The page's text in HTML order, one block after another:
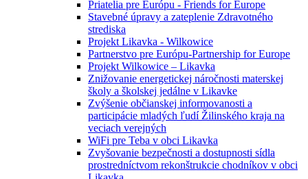
Priatelia pre Európu - Friends for Europe
Stavebné úpravy a zateplenie Zdravotného
strediska
Projekt Likavka - Wilkowice
Partnerstvo pre Európu-Partnership for Europe
Projekt Wilkowice – Likavka
Znižovanie energetickej náročnosti materskej
školy a školskej jedálne v Likavke
Zvýšenie občianskej informovanosti a
participácie mladých ľudí Žilinského kraja na
veciach verejných
WiFi pre Teba v obci Likavka
Zvyšovanie bezpečnosti a dostupnosti sídla
prostredníctvom rekonštrukcie chodníkov v obci